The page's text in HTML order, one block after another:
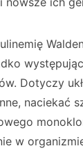
Dotyczy
w